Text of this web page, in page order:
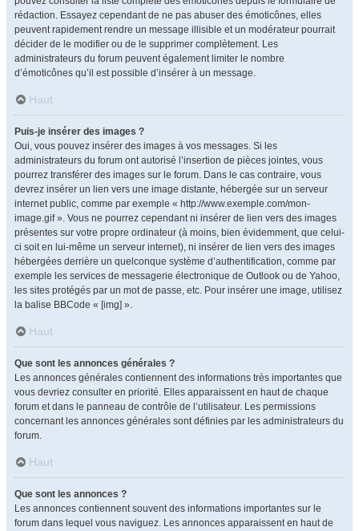
rédaction. Essayez cependant de ne pas abuser des émoticônes, elles
peuvent rapidement rendre un message illisible et un modérateur pourrait
décider de le modifier ou de le supprimer complètement. Les
administrateurs du forum peuvent également limiter le nombre
d’émoticônes qu’il est possible d’insérer à un message.
Haut
Puis-je insérer des images ?
Oui, vous pouvez insérer des images à vos messages. Si les
administrateurs du forum ont autorisé l’insertion de pièces jointes, vous
pourrez transférer des images sur le forum. Dans le cas contraire, vous
devrez insérer un lien vers une image distante, hébergée sur un serveur
internet public, comme par exemple « http://www.exemple.com/mon-
image.gif ». Vous ne pourrez cependant ni insérer de lien vers des images
présentes sur votre propre ordinateur (à moins, bien évidemment, que celui-
ci soit en lui-même un serveur internet), ni insérer de lien vers des images
hébergées derrière un quelconque système d’authentification, comme par
exemple les services de messagerie électronique de Outlook ou de Yahoo,
les sites protégés par un mot de passe, etc. Pour insérer une image, utilisez
la balise BBCode « [img] ».
Haut
Que sont les annonces générales ?
Les annonces générales contiennent des informations très importantes que
vous devriez consulter en priorité. Elles apparaissent en haut de chaque
forum et dans le panneau de contrôle de l’utilisateur. Les permissions
concernant les annonces générales sont définies par les administrateurs du
forum.
Haut
Que sont les annonces ?
Les annonces contiennent souvent des informations importantes sur le
forum dans lequel vous naviguez. Les annonces apparaissent en haut de